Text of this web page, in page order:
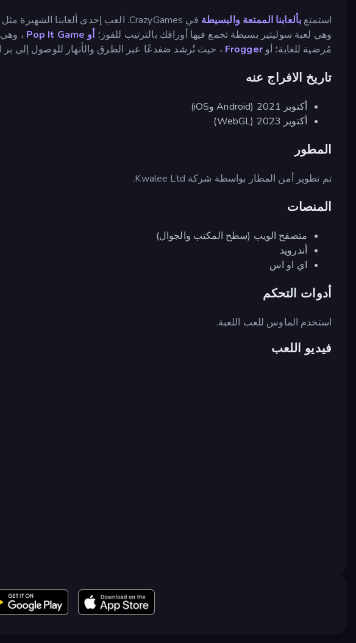
استمتع بألعابنا الممتعة والبسيطة في CrazyGames. العب إحدى ألعابنا الشهيرة مثل
وهي لعبة سوليتير بسيطة تجمع فيها أوراقك بالترتيب للفوز؛أو Pop It Game
، وهي
مُرضية للغاية؛ أوFrogger ، حيث تُرشد ضفدعًا عبر الطرق والأنهار للوصول إلى بر
تاريخ الافراج عنه
أكتوبر 2021 (Android وiOS)
أكتوبر 2023 (WebGL)
المطور
تم تطوير أمن المطار بواسطة شركة Kwalee Ltd.
المنصات
متصفح الويب (سطح المكتب والجوال)
أندرويد
اي او اس
أدوات التحكم
استخدم الماوس للعب اللعبة.
فيديو اللعب